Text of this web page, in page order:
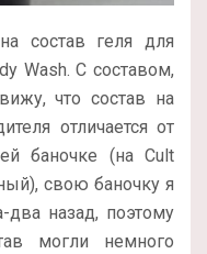
состав геля для
Wash. С составом,
что состав на
отличается от
баночке (на Cult
свою баночку я
два назад, поэтому
могли немного